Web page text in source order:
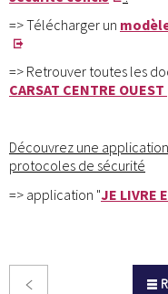
=> Télécharger un
=> Retrouver toutes les
CARSAT CENTRE OUEST
Découvrez une
protocoles de sécurité
=> application "JE LIVRE